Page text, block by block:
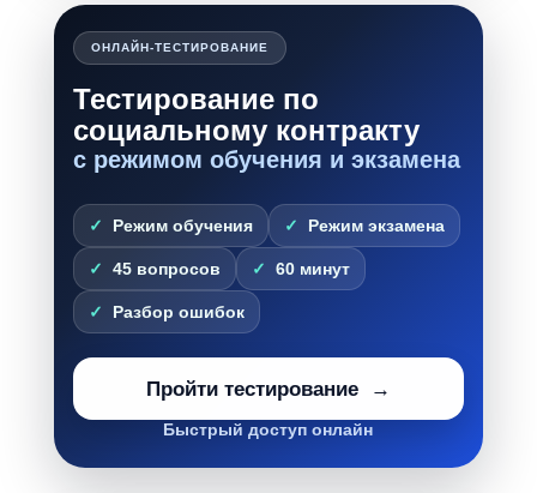
ОНЛАЙН-ТЕСТИРОВАНИЕ
Тестирование по
социальному контракту
с режимом обучения и экзамена
Режим обучения Режим экзамена
45 вопросов 60 минут
Разбор ошибок
Пройти тестирование
Быстрый доступ онлайн